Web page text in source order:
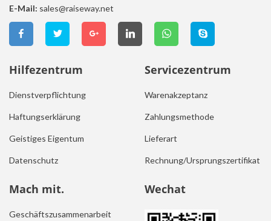
E-Mail: sales@raiseway.net
Hilfezentrum
Dienstverpflichtung
Haftungserklärung
Geistiges Eigentum
Datenschutz
Servicezentrum
Warenakzeptanz
Zahlungsmethode
Lieferart
Rechnung/Ursprungszertifikat
Mach mit.
Geschäftszusammenarbeit
Wechat